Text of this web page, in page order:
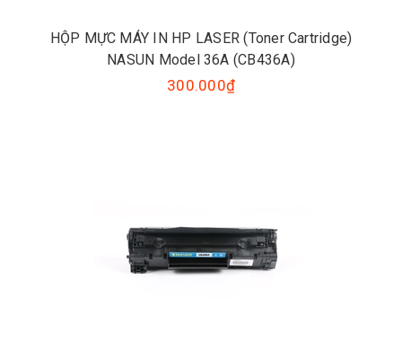
HỘP MỰC MÁY IN HP LASER (Toner Cartridge)
NASUN Model 36A (CB436A)
300.000₫